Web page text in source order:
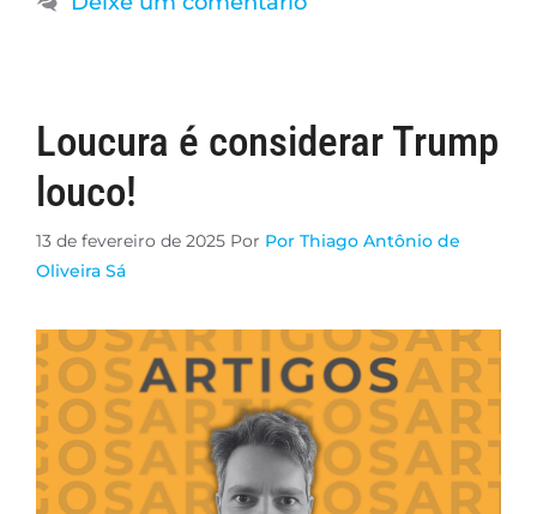
Loucura é considerar Trump
louco!
13 de fevereiro de 2025 Por Por Thiago Antônio de
Oliveira Sá